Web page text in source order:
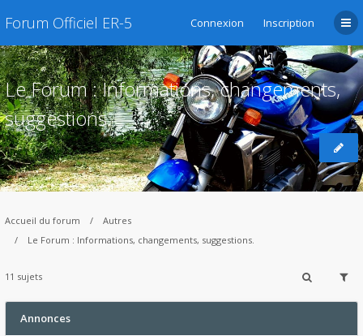
Forum Officiel ER-5 Connexion Inscription
Le Forum : Informations, changements,
suggestions.
Accueil du forum
Autres
Le Forum : Informations, changements, suggestions.
11 sujets
Annonces